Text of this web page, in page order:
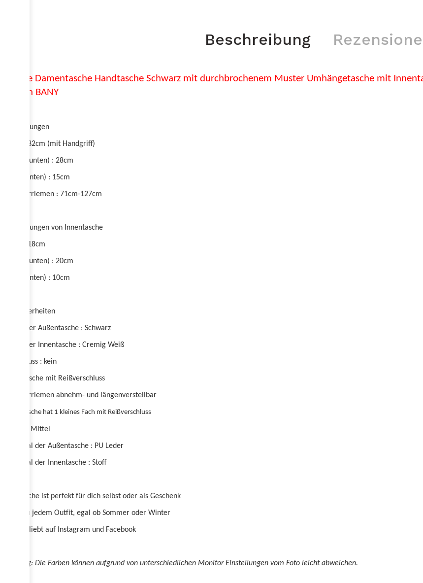
Beschreibung
Tasche Damentasche Handtasche Schwarz mit durchbrochenem Muster Umhängetasche mit
Design BANY
Abmessungen
Höhe : 32cm (mit Handgriff)
Breite (unten) : 28cm
Tiefe (unten) : 15cm
Schulterriemen : 71cm-127cm
Abmessungen von Innentasche
Höhe : 18cm
Breite (unten) : 20cm
Tiefe (unten) : 10cm
Besonderheiten
Farbe der Außentasche : Schwarz
Farbe der Innentasche : Cremig Weiß
Verschluss : kein
Innentasche mit Reißverschluss
Schulterriemen abnehm- und längenverstellbar
Innentasche hat 1 kleines Fach mit Reißverschluss
Größe : Mittel
Material der Außentasche : PU Leder
Material der Innentasche : Stoff
Die Tasche ist perfekt für dich selbst oder als Geschenk
Passt zu jedem Outfit, egal ob Sommer oder Winter
Sehr beliebt auf Instagram und Facebook
Achtung: Die Farben können aufgrund von unterschiedlichen Monitor Einstellungen vom Foto leicht abweichen.